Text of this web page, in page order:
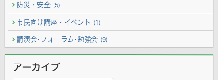
防災・安全 (5)
市民向け講座・イベント (1)
講演会･フォーラム･勉強会 (9)
アーカイブ